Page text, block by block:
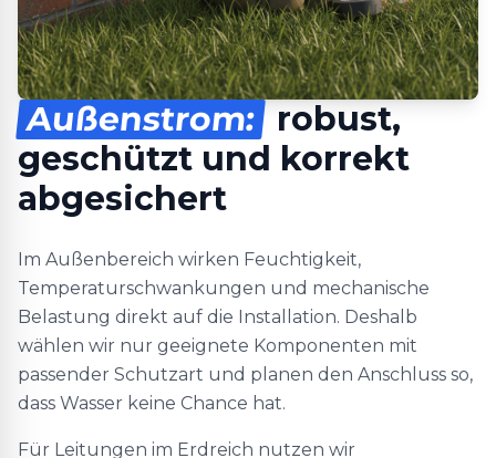
Außenstrom: robust,
geschützt und korrekt
abgesichert
Im Außenbereich wirken Feuchtigkeit,
Temperaturschwankungen und mechanische
Belastung direkt auf die Installation. Deshalb
wählen wir nur geeignete Komponenten mit
passender Schutzart und planen den Anschluss so,
dass Wasser keine Chance hat.
Für Leitungen im Erdreich nutzen wir